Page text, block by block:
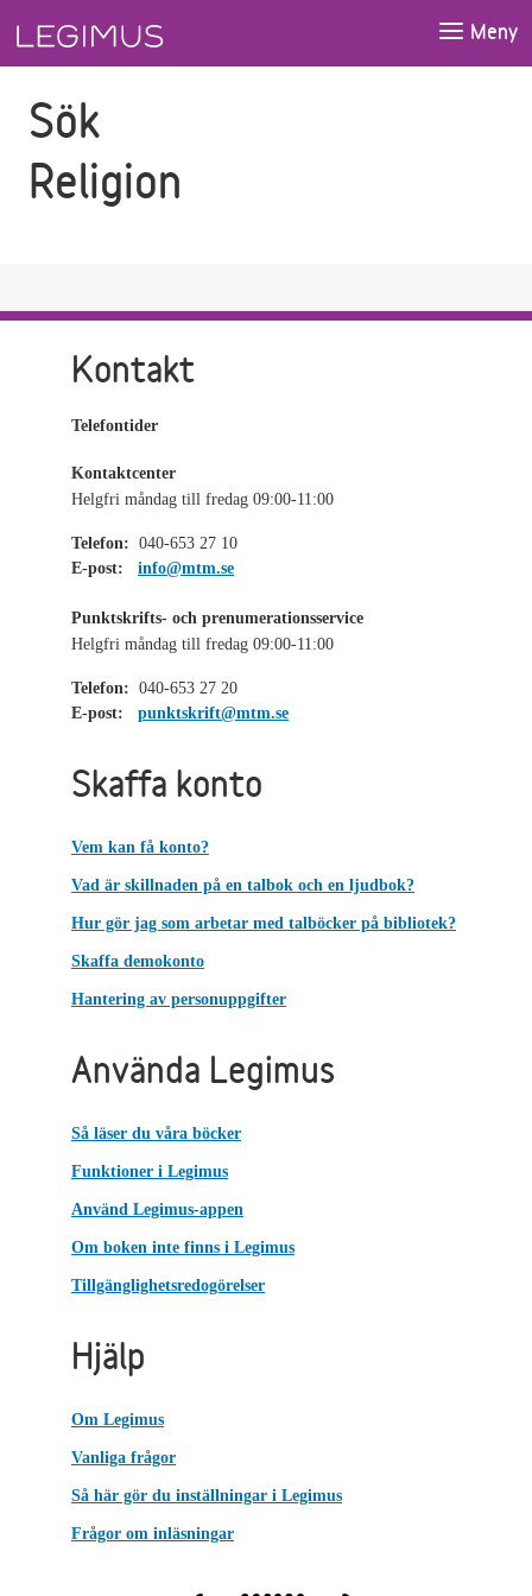
Meny
Sök
Religion
Kontakt
Telefontider
Kontaktcenter
Helgfri måndag till fredag 09:00-11:00
Telefon: 040-653 27 10
E-post:
info@mtm.se
Punktskrifts- och prenumerationsservice
Helgfri måndag till fredag 09:00-11:00
Telefon: 040-653 27 20
E-post:
punktskrift@mtm.se
Skaffa konto
Vem kan få konto?
Vad är skillnaden på en talbok och en ljudbok?
Hur gör jag som arbetar med talböcker på bibliotek?
Skaffa demokonto
Hantering av personuppgifter
Använda Legimus
Så läser du våra böcker
Funktioner i Legimus
Använd Legimus-appen
Om boken inte finns i Legimus
Tillgänglighetsredogörelser
Hjälp
Om Legimus
Vanliga frågor
Så här gör du inställningar i Legimus
Frågor om inläsningar